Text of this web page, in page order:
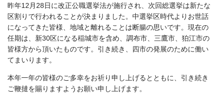
昨年12月28日に改正公職選挙法が施行され、次回総選挙は新たな
区割りで行われることが決まりました。中選挙区時代よりお世話
になってきた皆様、地域と離れることは断腸の思いです。現在の
任期は、新30区になる稲城市を含め、調布市、三鷹市、狛江市の
皆様方から頂いたものです。引き続き、四市の発展のために働い
てまいります。
本年一年の皆様のご多幸をお祈り申し上げるとともに、引き続き
ご鞭撻を賜りますようお願い申し上げます。